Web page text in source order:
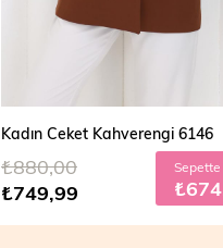
Bol Paça Pantolon Pembe 6099
₺249,90
₺290,00